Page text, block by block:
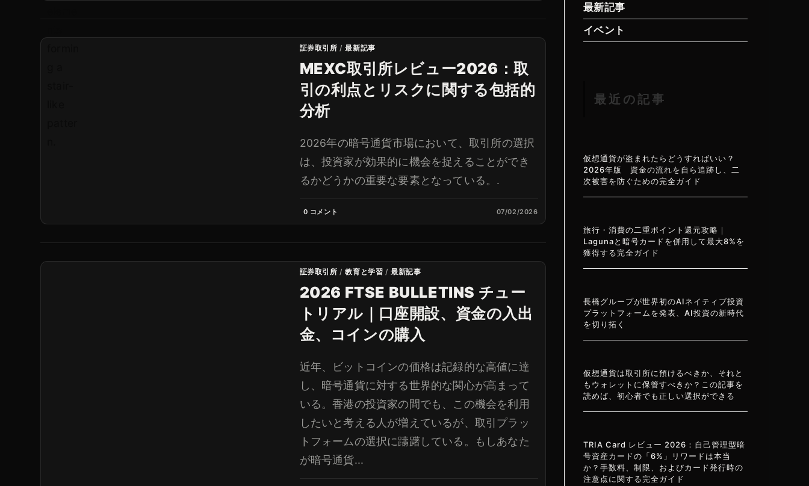
証券取引所 /最新記事
MEXC取引所レビュー2026：取
引の利点とリスクに関する包括的
分析
2026年の暗号通貨市場において、取引所の選択
は、投資家が効果的に機会を捉えることができ
るかどうかの重要な要素となっている。.
0 コメント 07/02/2026
証券取引所 /教育と学習 /最新記事
2026 FTSE BULLETINS チュー
トリアル｜口座開設、資金の入出
金、コインの購入
近年、ビットコインの価格は記録的な高値に達
し、暗号通貨に対する世界的な関心が高まって
いる。香港の投資家の間でも、この機会を利用
したいと考える人が増えているが、取引プラッ
トフォームの選択に躊躇している。もしあなた
が暗号通貨...
最新記事
イベント
最近の記事
仮想通貨が盗まれたらどうすればいい？
2026年版 資金の流れを自ら追跡し、二
次被害を防ぐための完全ガイド
旅行・消費の二重ポイント還元攻略｜
Lagunaと暗号カードを併用して最大8%を
獲得する完全ガイド
長橋グループが世界初のAIネイティブ投資
プラットフォームを発表、AI投資の新時代
を切り拓く
仮想通貨は取引所に預けるべきか、それと
もウォレットに保管すべきか？この記事を
読めば、初心者でも正しい選択ができる
TRIA Card レビュー 2026：自己管理型暗
号資産カードの「6%」リワードは本当
か？手数料、制限、およびカード発行時の
注意点に関する完全ガイド